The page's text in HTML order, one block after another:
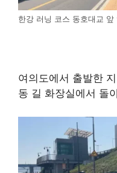
한강 러닝 코스 동호대교 앞
여의도에서 출발한
동 길 화장실에서 돌